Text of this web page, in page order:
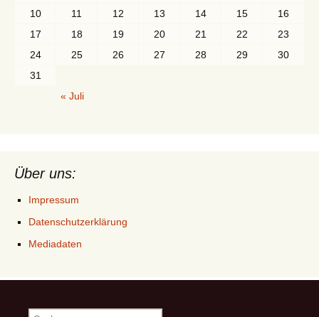
10
11 12 13 14 15
16
17
18 19 20 21 22
23
24
25 26 27 28 29
30
31
« Juli
Über uns:
Impressum
Datenschutzerklärung
Mediadaten